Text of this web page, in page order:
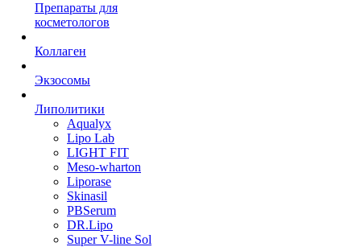
Препараты для
косметологов
Коллаген
Экзосомы
Липолитики
Aqualyx
Lipo Lab
LIGHT FIT
Meso-wharton
Liporase
Skinasil
PBSerum
DR.Lipo
Super V-line Sol